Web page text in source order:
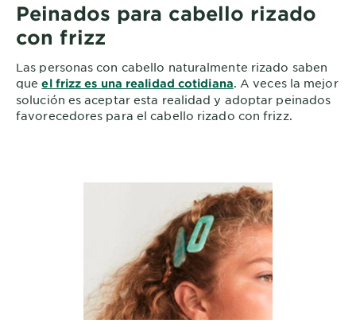
Peinados para cabello rizado
con frizz
Las personas con cabello naturalmente rizado saben
queel frizz es una realidad cotidiana. A veces la mejor
solución es aceptar esta realidad y adoptar peinados
favorecedores para el cabello rizado con frizz.